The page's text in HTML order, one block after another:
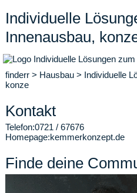
Individuelle
Innenausbau,
finderr > Hausbau > Individuelle
konze
Kontakt
Telefon:0721 / 67676
Homepage:kemmerkonzept.de
Finde deine